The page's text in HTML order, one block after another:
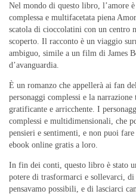
Nel mondo di questo libro, l’amore
complessa e multifacetata piena
scatola di cioccolatini con un centro
scoperto. Il racconto è un viaggio
ambiguo, simile a un film di James
d’avanguardia.
È un romanzo che appellerà ai fan
personaggi complessi e la
gratificante e arricchente. I
complessi e multidimensionali, che
pensieri e sentimenti, e non puoi
ebook online gratis a loro.
In fin dei conti, questo libro è stato
potere di trasformarci e sollevarci,
pensavamo possibili, e di lasciarci